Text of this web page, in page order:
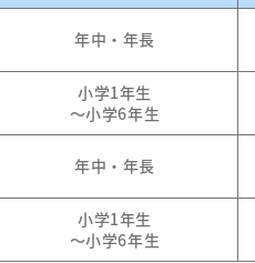
年中・年長
小学1年生
〜小学6年生
年中・年長
小学1年生
〜小学6年生